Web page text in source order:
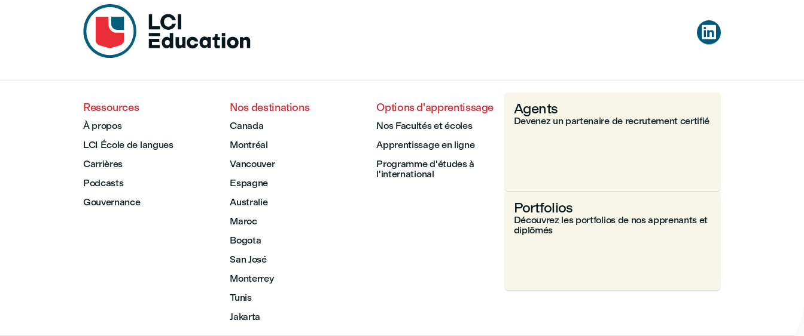

Ressources
À propos
LCI École de langues
Carrières
Podcasts
Gouvernance
Nos destinations
Canada
Montréal
Vancouver
Espagne
Australie
Maroc
Bogota
San José
Monterrey
Tunis
Jakarta
Options d'apprentissage
Nos Facultés et écoles
Apprentissage en ligne
Programme d'études à
l'international
Agents
Devenez un partenaire de recrutement certifié
Portfolios
Découvrez les portfolios de nos apprenants et
diplômés